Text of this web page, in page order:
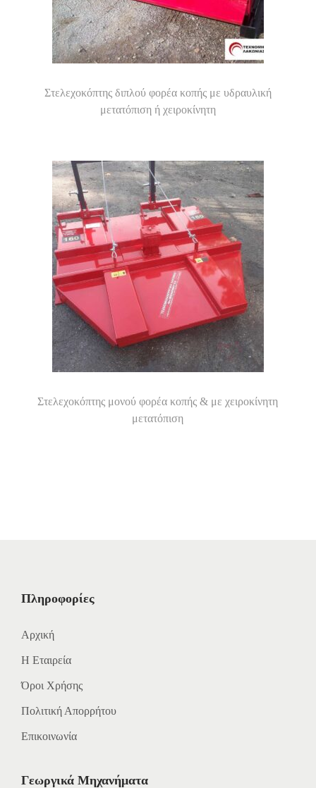
o
n
Στελεχοκόπτης διπλού φορέα κοπής με υδραυλική
μετατόπιση ή χειροκίνητη
Στελεχοκόπτης μονού φορέα κοπής & με χειροκίνητη
μετατόπιση
Πληροφορίες
Αρχική
Η Εταιρεία
Όροι Χρήσης
Πολιτική Απορρήτου
Επικοινωνία
Γεωργικά Μηχανήματα